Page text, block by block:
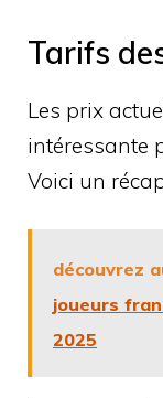
Tarifs
Les prix
intéressante
Voici un
découvrez
joueurs
2025